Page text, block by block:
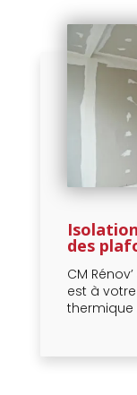
des
CM
est à
thermique